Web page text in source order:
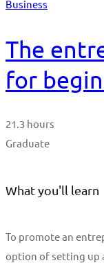
Business
The
for
21.3 hours
Graduate
What you'll learn
To promote an
option of setting up